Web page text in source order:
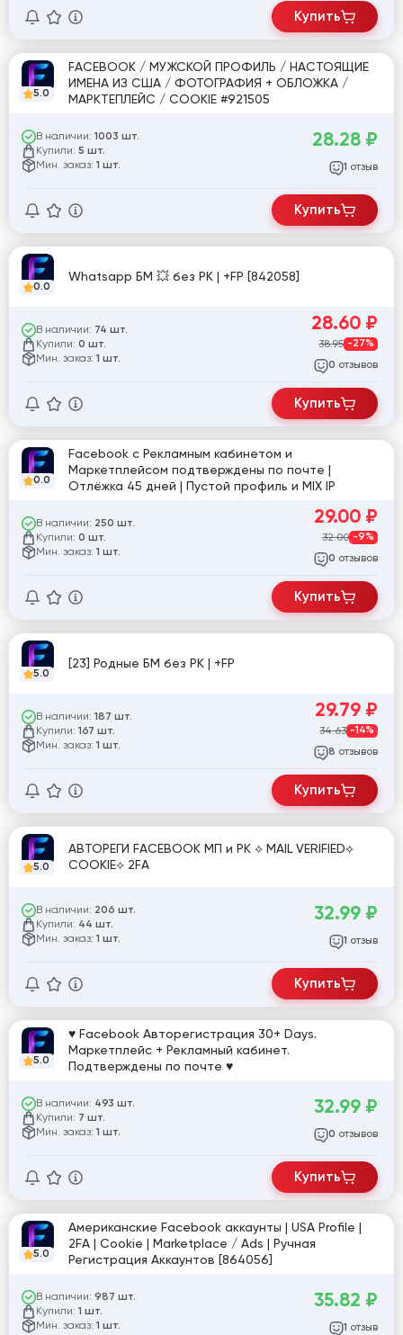
Купить
5.0
FACEBOOK / МУЖСКОЙ ПРОФИЛЬ / НАСТОЯЩИЕ
ИМЕНА ИЗ США / ФОТОГРАФИЯ + ОБЛОЖКА /
МАРКТЕПЛЕЙС / COOKIE #921505
В наличии: 1003 шт.
Купили: 5 шт.
Мин. заказ: 1 шт.
28.28 ₽
1 отзыв
Купить
0.0
Whatsapp БМ 💥 без РК | +FP [842058]
В наличии: 74 шт.
Купили: 0 шт.
Мин. заказ: 1 шт.
28.60 ₽
38.95 -27%
0 отзывов
Купить
0.0
Facebook с Рекламным кабинетом и
Маркетплейсом подтверждены по почте |
Отлёжка 45 дней | Пустой профиль и MIX IP
В наличии: 250 шт.
Купили: 0 шт.
Мин. заказ: 1 шт.
29.00 ₽
32.00 -9%
0 отзывов
Купить
5.0
[23] Родные БМ без РК | +FP
В наличии: 187 шт.
Купили: 167 шт.
Мин. заказ: 1 шт.
29.79 ₽
34.63 -14%
8 отзывов
Купить
5.0
АВТОРЕГИ FACEBOOK МП и РК ⟡ MAIL VERIFIED⟡
COOKIE⟡ 2FA
В наличии: 206 шт.
Купили: 44 шт.
Мин. заказ: 1 шт.
32.99 ₽
1 отзыв
Купить
5.0
♥ Facebook Авторегистрация 30+ Days.
Маркетплейс + Рекламный кабинет.
Подтверждены по почте ♥
В наличии: 493 шт.
Купили: 7 шт.
Мин. заказ: 1 шт.
32.99 ₽
0 отзывов
Купить
5.0
Американские Facebook аккаунты | USA Profile |
2FA | Cookie | Marketplace / Ads | Ручная
Регистрация Аккаунтов [864056]
В наличии: 987 шт.
Купили: 1 шт.
Мин. заказ: 1 шт.
35.82 ₽
1 отзыв